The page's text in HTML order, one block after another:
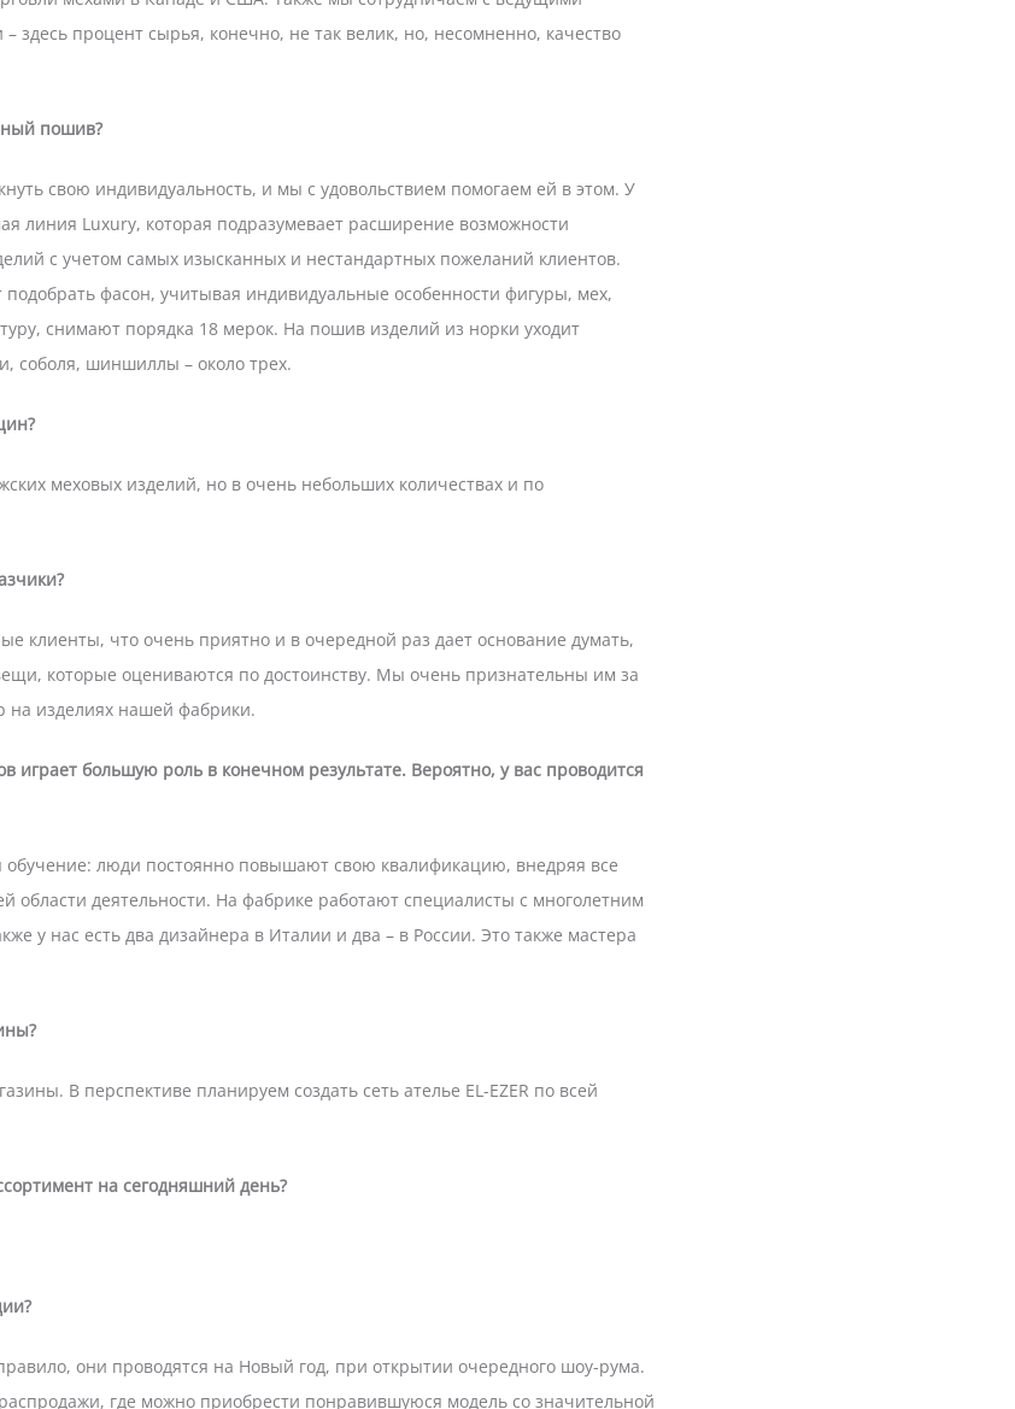
здесь процент сырья, конечно, не так велик, но, несомненно, качество
пошив?
свою индивидуальность, и мы с удовольствием помогаем ей в этом. У
линия Luxury, которая подразумевает расширение возможности
с учетом самых изысканных и нестандартных пожеланий клиентов.
фасон, учитывая индивидуальные особенности фигуры, мех,
снимают порядка 18 мерок. На пошив изделий из норки уходит
соболя, шиншиллы – около трех.
меховых изделий, но в очень небольших количествах и по
клиенты, что очень приятно и в очередной раз дает основание думать,
которые оцениваются по достоинству. Мы очень признательны им за
на изделиях нашей фабрики.
играет большую роль в конечном результате. Вероятно, у вас проводится
обучение: люди постоянно повышают свою квалификацию, внедряя все
области деятельности. На фабрике работают специалисты с многолетним
у нас есть два дизайнера в Италии и два – в России. Это также мастера
В перспективе планируем создать сеть ателье EL-EZER по всей
на сегодняшний день?
они проводятся на Новый год, при открытии очередного шоу-рума.
где можно приобрести понравившуюся модель со значительной